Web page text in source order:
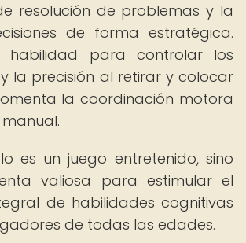
resolución de problemas y la
de forma estratégica.
habilidad para controlar los
la precisión al retirar y colocar
la coordinación motora
es un juego entretenido, sino
valiosa para estimular el
de habilidades cognitivas
de todas las edades.